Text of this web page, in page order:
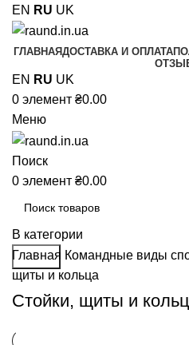
EN RU UK
ГЛАВНАЯДОСТАВКА И ОПЛАТА
EN RU UK
0 элемент ₴0.00
Меню
Поиск
0 элемент ₴0.00
В категории
Поиск
Главная Командные виды
щиты и кольца
Стойки, щиты и